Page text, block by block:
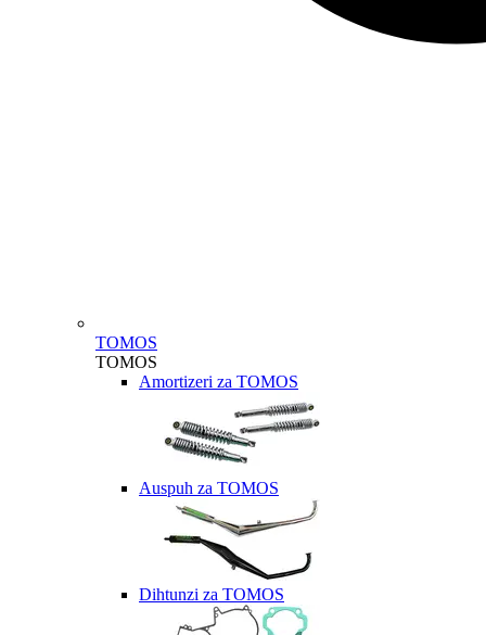
TOMOS
TOMOS
Amortizeri za TOMOS
Auspuh za TOMOS
Dihtunzi za TOMOS